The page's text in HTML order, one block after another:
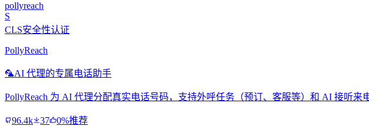
pollyreach
S
CLS安全性认证
PollyReach
🦜AI 代理的专属电话助手
PollyReach 为 AI 代理分配真实电话号码，支持外呼任务（预订、客服等）和 AI 接听来
96.4k 37
0%推荐